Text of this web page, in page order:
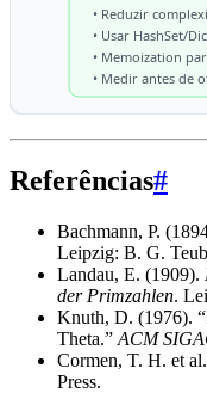
Referências#
Bachmann, P.
Leipzig: B. G.
Landau, E. (1909).
der Primzahlen.
Knuth, D. (1976).
Theta.” ACM
Cormen, T. H. et al.
Press.